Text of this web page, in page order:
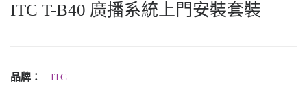
ITC T-B40 廣播系統上門安裝套裝
品牌：
ITC